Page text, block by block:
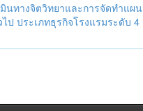
นทางจิตวิทยาและการจัดทำแผน
ประเภทธุรกิจโรงแรมระดับ 4